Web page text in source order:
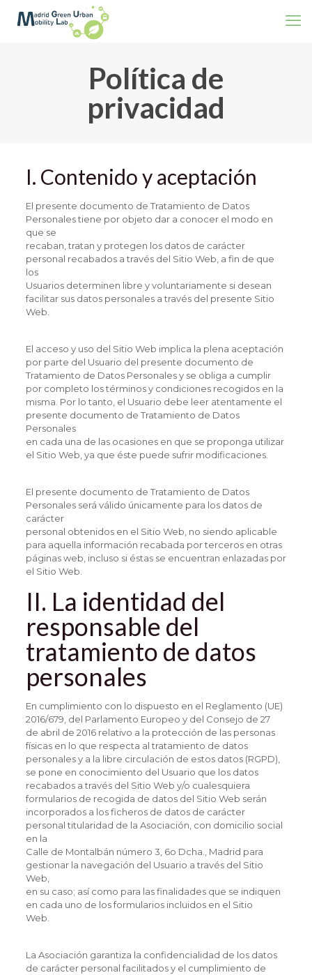
Política de
privacidad
I. Contenido y aceptación
El presente documento de Tratamiento de Datos
Personales tiene por objeto dar a conocer el modo en
que se
recaban, tratan y protegen los datos de carácter
personal recabados a través del Sitio Web, a fin de que
los
Usuarios determinen libre y voluntariamente si desean
facilitar sus datos personales a través del presente Sitio
Web.
El acceso y uso del Sitio Web implica la plena aceptación
por parte del Usuario del presente documento de
Tratamiento de Datos Personales y se obliga a cumplir
por completo los términos y condiciones recogidos en la
misma. Por lo tanto, el Usuario debe leer atentamente el
presente documento de Tratamiento de Datos
Personales
en cada una de las ocasiones en que se proponga utilizar
el Sitio Web, ya que éste puede sufrir modificaciones.
El presente documento de Tratamiento de Datos
Personales será válido únicamente para los datos de
carácter
personal obtenidos en el Sitio Web, no siendo aplicable
para aquella información recabada por terceros en otras
páginas web, incluso si éstas se encuentran enlazadas por
el Sitio Web.
II. La identidad del
responsable del
tratamiento de datos
personales
En cumplimiento con lo dispuesto en el Reglamento (UE)
2016/679, del Parlamento Europeo y del Consejo de 27
de abril de 2016 relativo a la protección de las personas
físicas en lo que respecta al tratamiento de datos
personales y a la libre circulación de estos datos (RGPD),
se pone en conocimiento del Usuario que los datos
recabados a través del Sitio Web y/o cualesquiera
formularios de recogida de datos del Sitio Web serán
incorporados a los ficheros de datos de carácter
personal titularidad de la Asociación, con domicilio social
en la
Calle de Montalbán número 3, 6o Dcha., Madrid para
gestionar la navegación del Usuario a través del Sitio
Web,
en su caso; así como para las finalidades que se indiquen
en cada uno de los formularios incluidos en el Sitio
Web.
La Asociación garantiza la confidencialidad de los datos
de carácter personal facilitados y el cumplimiento de